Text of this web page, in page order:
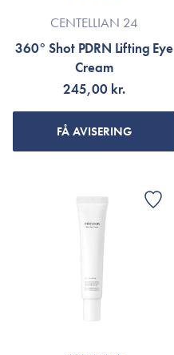
CENTELLIAN 24
360° Shot PDRN Lifting Eye
Cream
245,00 kr.
FÅ AVISERING